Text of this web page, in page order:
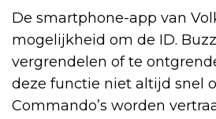
De smartphone-app van
mogelijkheid om de ID.
vergrendelen of te
deze functie niet altijd snel
Commando’s worden